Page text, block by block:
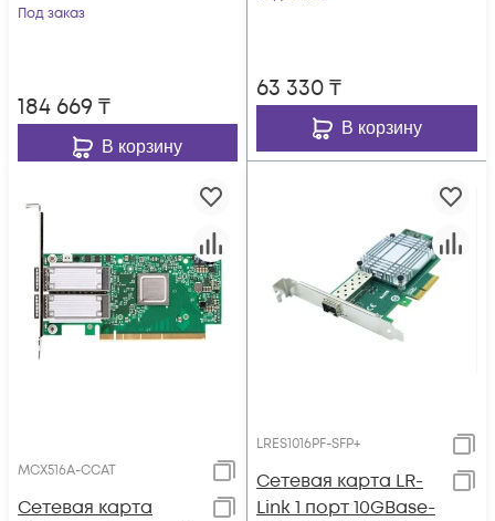
Под заказ
184 669 ₸
В корзину
63 330₸
В корзину
MCX516A-CCAT
Сетевая карта
LRES1016PF-SFP+
Сетевая карта LR-
Link 1 порт 10GBase-